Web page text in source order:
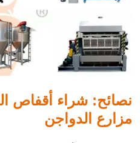
نصائح: شراء أقفاص
مزارع الدواجن